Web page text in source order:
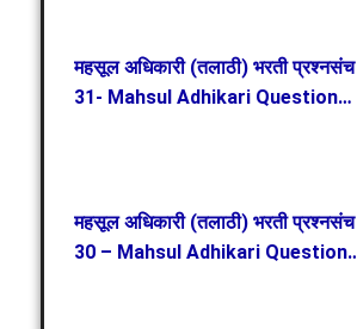
महसूल अधिकारी (तलाठी) भरती प्रश्नसंच
31- Mahsul Adhikari Question
महसूल अधिकारी (तलाठी) भरती प्रश्नसंच
30 – Mahsul Adhikari Question